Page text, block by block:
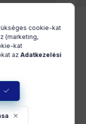
cookie-kat
(marketing,
kat
azAdatkezelési